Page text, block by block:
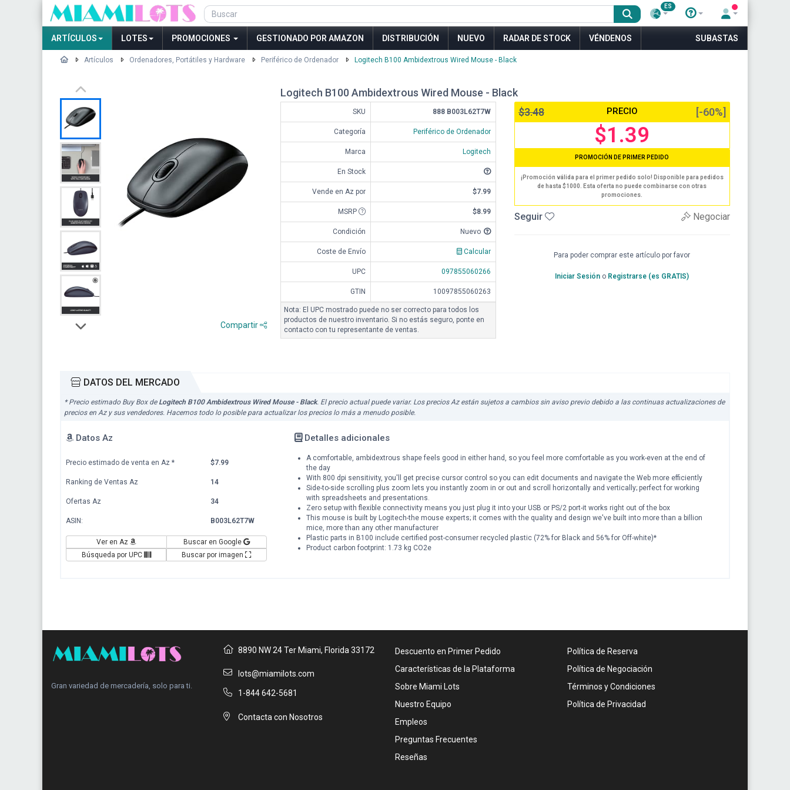
ES
ARTÍCULOS LOTES PROMOCIONES GESTIONADO POR AMAZON DISTRIBUCIÓN NUEVO RADAR DE STOCK VÉNDENOS SUBASTAS
Artículos Ordenadores, Portátiles y Hardware Periférico de Ordenador Logitech B100 Ambidextrous Wired Mouse - Black
Compartir
Logitech B100 Ambidextrous Wired Mouse - Black
SKU 888 B003L62T7W
Categoría Periférico de Ordenador
Marca Logitech
En Stock
Vende en Az por $7.99
MSRP $8.99
Condición Nuevo
Coste de Envío Calcular
UPC 097855060266
GTIN 10097855060263
Nota: El UPC mostrado puede no ser correcto para todos los
productos de nuestro inventario. Si no estás seguro, ponte en
contacto con tu representante de ventas.
$3.48 PRECIO [-60%]
$1.39
PROMOCIÓN DE PRIMER PEDIDO
¡Promoción válida para el primer pedido solo! Disponible para pedidos
de hasta $1000. Esta oferta no puede combinarse con otras
promociones.
Seguir Negociar
Para poder comprar este artículo por favor
Iniciar Sesión o Registrarse (es GRATIS)
DATOS DEL MERCADO
* Precio estimado Buy Box de Logitech B100 Ambidextrous Wired Mouse - Black. El precio actual puede variar. Los precios Az están sujetos a cambios sin aviso previo debido a las continuas actualizaciones de
precios en Az y sus vendedores. Hacemos todo lo posible para actualizar los precios lo más a menudo posible.
Datos Az
Precio estimado de venta en Az * $7.99
Ranking de Ventas Az 14
Ofertas Az 34
ASIN: B003L62T7W
Ver en Az
Buscar en Google
Búsqueda por UPC
Buscar por imagen
Detalles adicionales
A comfortable, ambidextrous shape feels good in either hand, so you feel more comfortable as you work-even at the end of
the day
With 800 dpi sensitivity, you'll get precise cursor control so you can edit documents and navigate the Web more efficiently
Side-to-side scrolling plus zoom lets you instantly zoom in or out and scroll horizontally and vertically; perfect for working
with spreadsheets and presentations.
Zero setup with flexible connectivity means you just plug it into your USB or PS/2 port-it works right out of the box
This mouse is built by Logitech-the mouse experts; it comes with the quality and design we've built into more than a billion
mice, more than any other manufacturer
Plastic parts in B100 include certified post-consumer recycled plastic (72% for Black and 56% for Off-white)*
Product carbon footprint: 1.73 kg CO2e
Gran variedad de mercadería, solo para ti.
8890 NW 24 Ter Miami, Florida 33172
lots@miamilots.com
1-844 642-5681
Contacta con Nosotros
Descuento en Primer Pedido
Características de la Plataforma
Sobre Miami Lots
Nuestro Equipo
Empleos
Preguntas Frecuentes
Reseñas
Política de Reserva
Política de Negociación
Términos y Condiciones
Política de Privacidad